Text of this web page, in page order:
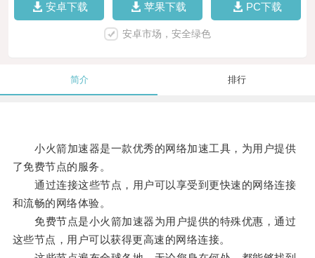
安卓下载 苹果下载 PC下载
安卓市场，安全绿色
简介 排行
小火箭加速器是一款优秀的网络加速工具，为用户提供
了免费节点的服务。
通过连接这些节点，用户可以享受到更快速的网络连接
和流畅的网络体验。
免费节点是小火箭加速器为用户提供的特殊优惠，通过
这些节点，用户可以获得更高速的网络连接。